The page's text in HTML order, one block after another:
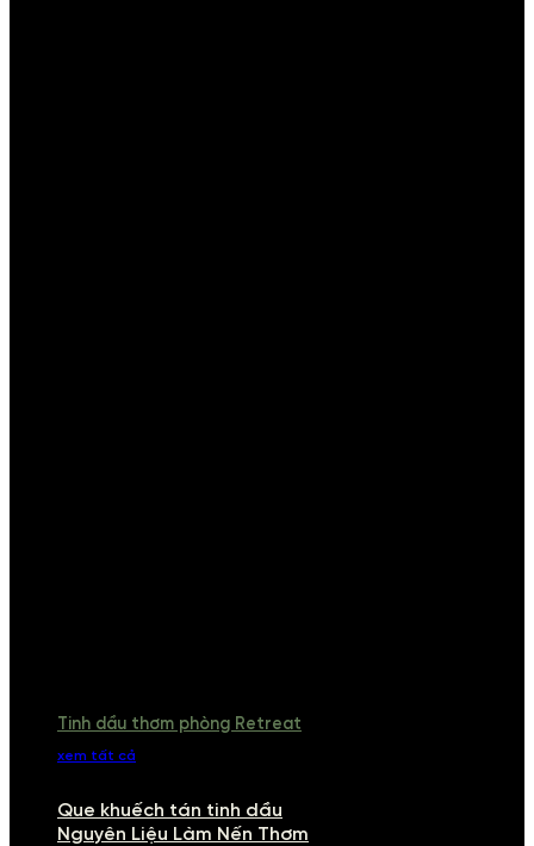
Tinh dầu thơm phòng Retreat
xem tất cả
Que khuếch tán tinh dầu
Nguyên Liệu Làm Nến Thơm